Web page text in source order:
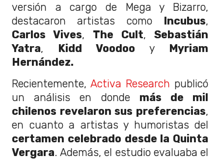
versión a cargo de Mega y Bizarro,
destacaron artistas como Incubus,
Carlos Vives, The Cult, Sebastián
Yatra, Kidd Voodoo y Myriam
Hernández.
Recientemente, Activa Research publicó
un análisis en donde más de mil
chilenos revelaron sus preferencias,
en cuanto a artistas y humoristas del
certamen celebrado desde la Quinta
Vergara. Además, el estudio evaluaba el